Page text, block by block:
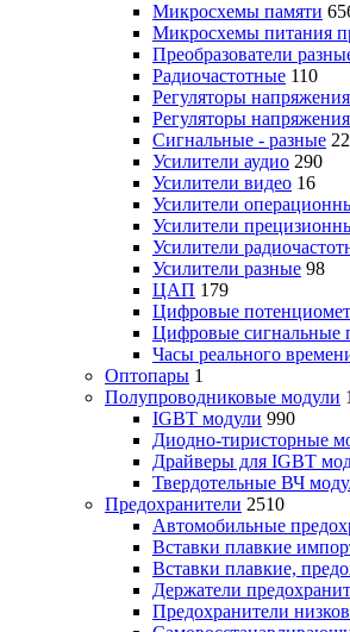
Микросхемы памяти
Микросхемы питания
Преобразователи
Радиочастотные 110
Регуляторы
Регуляторы
Сигнальные - разные 22
Усилители аудио 290
Усилители видео 16
Усилители
Усилители
Усилители
Усилители разные 98
ЦАП 179
Цифровые
Цифровые сигнальные
Часы реального
Оптопары 1
Полупроводниковые модули
IGBT модули 990
Диодно-тиристорные
Драйверы для IGBT
Твердотельные ВЧ
Предохранители 2510
Автомобильные
Вставки плавкие
Вставки плавкие,
Держатели
Предохранители